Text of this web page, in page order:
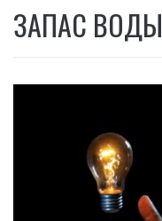
ЗАПАС ВОДЫ